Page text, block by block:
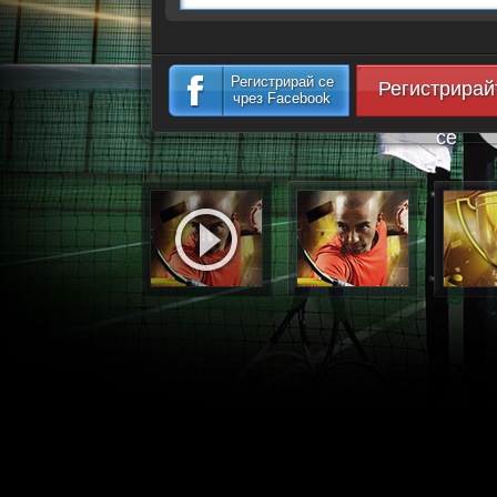
Регистрирай се
чрез Facebook
се